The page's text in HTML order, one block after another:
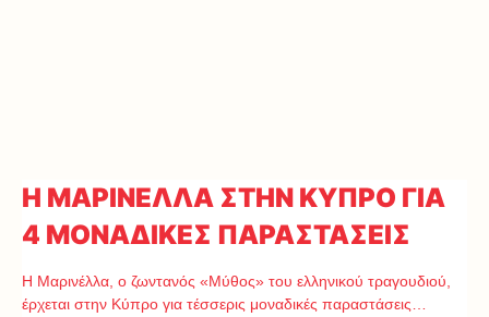
Η ΜΑΡΙΝΕΛΛΑ ΣΤΗΝ ΚΥΠΡΟ ΓΙΑ
4 ΜΟΝΑΔΙΚΕΣ ΠΑΡΑΣΤΑΣΕΙΣ
Η Μαρινέλλα, ο ζωντανός «Μύθος» του ελληνικού τραγουδιού,
έρχεται στην Κύπρο για τέσσερις μοναδικές παραστάσεις…